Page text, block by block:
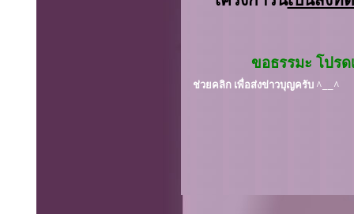
ขอธรรมะ โปรด
ช่วยคลิก เพื่อส่งข่าวบุญครับ ^__^